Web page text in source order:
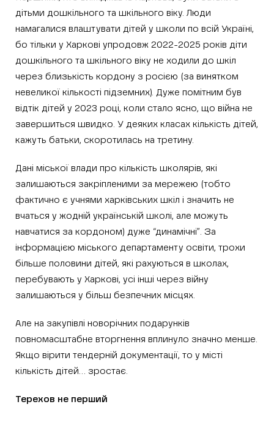
дітьми дошкільного та шкільного віку. Люди
намагалися влаштувати дітей у школи по всій Україні,
бо тільки у Харкові упродовж 2022-2025 років діти
дошкільного та шкільного віку не ходили до шкіл
через близькість кордону з росією (за винятком
невеликої кількості підземних). Дуже помітним був
відтік дітей у 2023 році, коли стало ясно, що війна не
завершиться швидко. У деяких класах кількість дітей,
кажуть батьки, скоротилась на третину.
Дані міської влади про кількість школярів, які
залишаються закріпленими за мережею (тобто
фактично є учнями харківських шкіл і значить не
вчаться у жодній українській школі, але можуть
навчатися за кордоном) дуже “динамічні”. За
інформацією міського департаменту освіти, трохи
більше половини дітей, які рахуються в школах,
перебувають у Харкові, усі інші через війну
залишаються у більш безпечних місцях.
Але на закупівлі новорічних подарунків
повномасштабне вторгнення вплинуло значно менше.
Якщо вірити тендерній документації, то у місті
кількість дітей… зростає.
Терехов не перший